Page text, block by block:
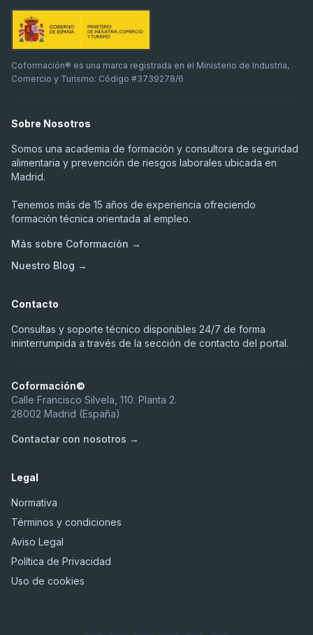
Coformación® es una marca registrada en el Ministerio de Industria,
Comercio y Turismo: Código #3739278/6
Sobre Nosotros
Somos una academia de formación y consultora de seguridad
alimentaria y prevención de riesgos laborales ubicada en
Madrid.
Tenemos más de 15 años de experiencia ofreciendo
formación técnica orientada al empleo.
Más sobre Coformación →
Nuestro Blog →
Contacto
Consultas y soporte técnico disponibles 24/7 de forma
ininterrumpida a través de la sección de contacto del portal.
Coformación©
Calle Francisco Silvela, 110. Planta 2.
28002 Madrid (España)
Contactar con nosotros →
Legal
Normativa
Términos y condiciones
Aviso Legal
Política de Privacidad
Uso de cookies